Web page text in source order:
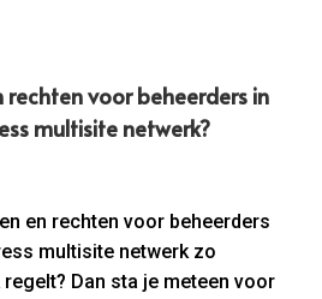
rechten voor beheerders in
multisite netwerk?
en rechten voor beheerders
multisite netwerk zo
Dan sta je meteen voor